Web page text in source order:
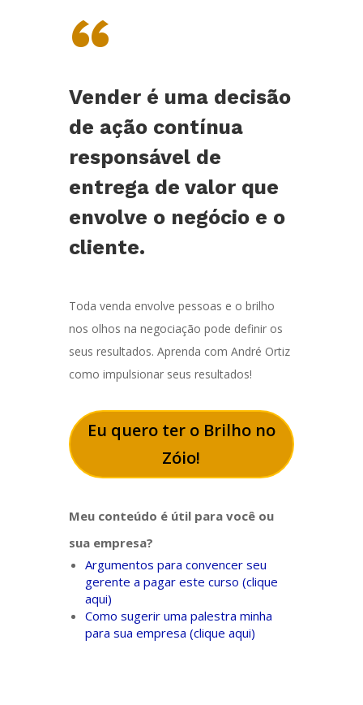
“
Vender é uma decisão
de ação contínua
responsável de
entrega de valor que
envolve o negócio e o
cliente.
Toda venda envolve pessoas e o brilho
nos olhos na negociação pode definir os
seus resultados. Aprenda com André Ortiz
como impulsionar seus resultados!
Eu quero ter o Brilho no
Zóio!
Meu conteúdo é útil para você ou
sua empresa?
Argumentos para convencer seu
gerente a pagar este curso (clique
aqui)
Como sugerir uma palestra minha
para sua empresa (clique aqui)